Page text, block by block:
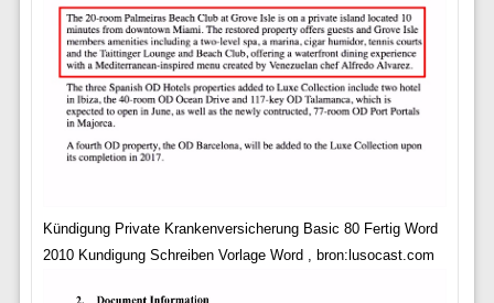
Kündigung Private Krankenversicherung Basic 80 Fertig Word
2010 Kundigung Schreiben Vorlage Word , bron:lusocast.com